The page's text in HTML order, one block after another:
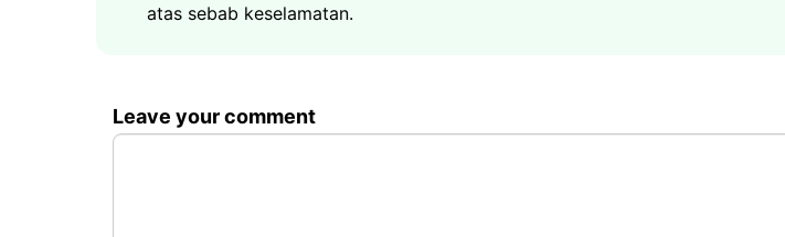
Snorkeling untuk rakan
jerung paus, barakuda, kawanan besar ikan dan karang yang luar biasa. Sail
Penyelam bertauliah, 2 selaman, Sail Rock
atas sebab keselamatan.
Leave your comment